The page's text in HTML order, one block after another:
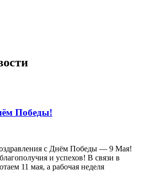
Победы!
с Днём Победы — 9 Мая!
и успехов! В связи в
11 мая, а рабочая неделя